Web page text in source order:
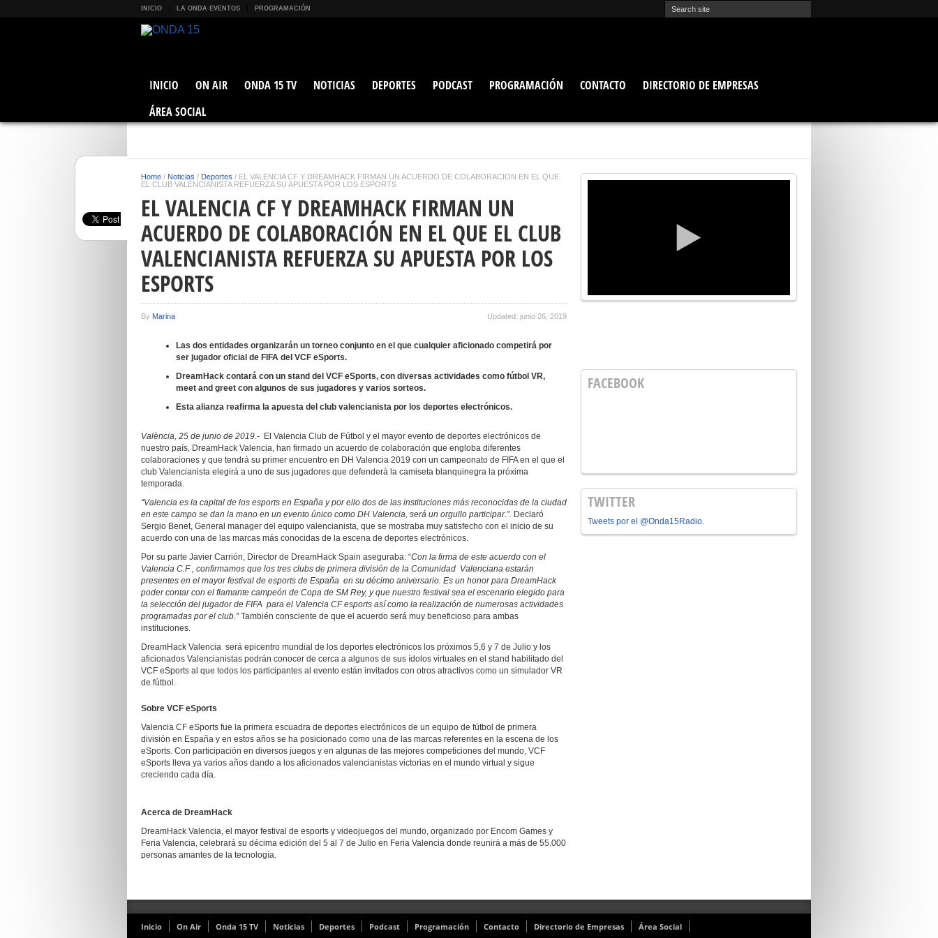
INICIO LA ONDA EVENTOS PROGRAMACIÓN
INICIO ON AIR ONDA 15 TV NOTICIAS DEPORTES PODCAST PROGRAMACIÓN CONTACTO
DIRECTORIO DE EMPRESAS
ÁREA SOCIAL
Home / Noticias / Deportes / EL VALENCIA CF Y DREAMHACK FIRMAN UN ACUERDO DE COLABORACIÓN EN EL QUE
EL CLUB VALENCIANISTA REFUERZA SU APUESTA POR LOS ESPORTS
EL VALENCIA CF Y DREAMHACK FIRMAN UN
ACUERDO DE COLABORACIÓN EN EL QUE EL CLUB
VALENCIANISTA REFUERZA SU APUESTA POR LOS
ESPORTS
By Marina Updated: junio 26, 2019
Las dos entidades organizarán un torneo conjunto en el que cualquier aficionado competirá por
ser jugador oficial de FIFA del VCF eSports.
DreamHack contará con un stand del VCF eSports, con diversas actividades como fútbol VR,
meet and greet con algunos de sus jugadores y varios sorteos.
Esta alianza reafirma la apuesta del club valencianista por los deportes electrónicos.
València, 25 de junio de 2019.- El Valencia Club de Fútbol y el mayor evento de deportes electrónicos de
nuestro país, DreamHack Valencia, han firmado un acuerdo de colaboración que engloba diferentes
colaboraciones y que tendrá su primer encuentro en DH Valencia 2019 con un campeonato de FIFA en el que el
club Valencianista elegirá a uno de sus jugadores que defenderá la camiseta blanquinegra la próxima
temporada.
“Valencia es la capital de los esports en España y por ello dos de las instituciones más reconocidas de la ciudad
en este campo se dan la mano en un evento único como DH Valencia, será un orgullo participar.”. Declaró
Sergio Benet, General manager del equipo valencianista, que se mostraba muy satisfecho con el inicio de su
acuerdo con una de las marcas más conocidas de la escena de deportes electrónicos.
Por su parte Javier Carrión, Director de DreamHack Spain aseguraba: “Con la firma de este acuerdo con el
Valencia C.F , confirmamos que los tres clubs de primera división de la Comunidad Valenciana estarán
presentes en el mayor festival de esports de España en su décimo aniversario. Es un honor para DreamHack
poder contar con el flamante campeón de Copa de SM Rey, y que nuestro festival sea el escenario elegido para
la selección del jugador de FIFA para el Valencia CF esports así como la realización de numerosas actividades
programadas por el club.”También consciente de que el acuerdo será muy beneficioso para ambas
instituciones.
DreamHack Valencia será epicentro mundial de los deportes electrónicos los próximos 5,6 y 7 de Julio y los
aficionados Valencianistas podrán conocer de cerca a algunos de sus ídolos virtuales en el stand habilitado del
VCF eSports al que todos los participantes al evento están invitados con otros atractivos como un simulador VR
de fútbol.
Sobre VCF eSports
Valencia CF eSports fue la primera escuadra de deportes electrónicos de un equipo de fútbol de primera
división en España y en estos años se ha posicionado como una de las marcas referentes en la escena de los
eSports. Con participación en diversos juegos y en algunas de las mejores competiciones del mundo, VCF
eSports lleva ya varios años dando a los aficionados valencianistas victorias en el mundo virtual y sigue
creciendo cada día.
Acerca de DreamHack
DreamHack Valencia, el mayor festival de esports y videojuegos del mundo, organizado por Encom Games y
Feria Valencia, celebrará su décima edición del 5 al 7 de Julio en Feria Valencia donde reunirá a más de 55.000
personas amantes de la tecnología.
FACEBOOK
TWITTER
Tweets por el @Onda15Radio.
Inicio On Air Onda 15 TV Noticias Deportes Podcast Programación Contacto Directorio de Empresas Área Social